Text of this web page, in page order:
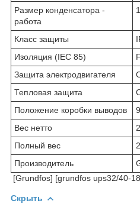
Размер конденсатора -
работа
Класс защиты
Изоляция (IEC 85)
F
Защита электродвигателя
Тепловая защита
Положение коробки выводов
Вес нетто
Полный вес
Производитель
[Grundfos] [grundfos ups32/40-
Скрыть